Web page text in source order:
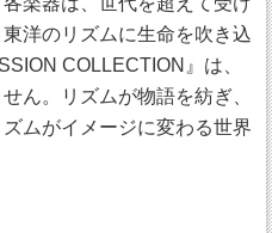
洋のリズムに生命を吹き込
COLLECTION』は、
ん。リズムが物語を紡ぎ、
ムがイメージに変わる世界